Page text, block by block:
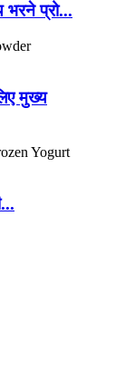
प्रो...
मुख्य